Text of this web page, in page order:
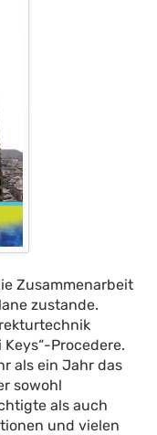
Zusammenarbeit
zustande.
Keys“-Procedere.
als ein Jahr das
sowohl
als auch
und vielen